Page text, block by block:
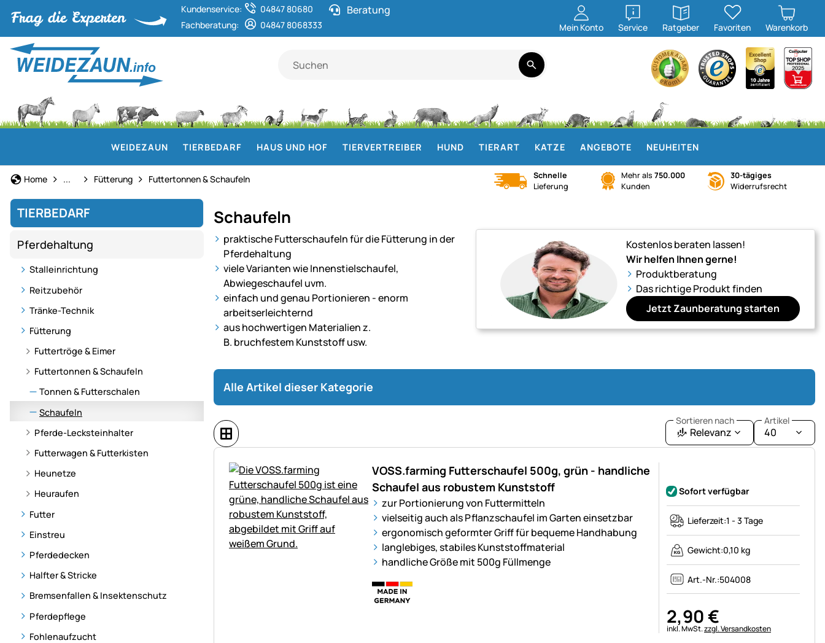
Kundenservice:
04847 80680
Fachberatung:
04847 8068333
Beratung
Mein Konto Service
öffnen
Ratgeber
öffnen
Favoriten Warenkorb
WEIDEZAUN TIERBEDARF HAUS UND HOF TIERVERTREIBER HUND TIERART KATZE ANGEBOTE NEUHEITEN
Home Pferdehaltung
... Fütterung Futtertonnen & Schaufeln
Schnelle
Lieferung
Mehr als 750.000
Kunden
30-tägiges
Widerrufsrecht
TIERBEDARF
Pferdehaltung
Stalleinrichtung
Reitzubehör
Tränke-Technik
Fütterung
Futtertröge & Eimer
Futtertonnen & Schaufeln
Tonnen & Futterschalen
Schaufeln
Pferde-Lecksteinhalter
Futterwagen & Futterkisten
Heunetze
Heuraufen
Futter
Einstreu
Pferdedecken
Halfter & Stricke
Bremsenfallen & Insektenschutz
Pferdepflege
Fohlenaufzucht
Schaufeln
praktische Futterschaufeln für die Fütterung in der
Pferdehaltung
viele Varianten wie Innenstielschaufel,
Abwiegeschaufel uvm.
einfach und genau Portionieren - enorm
arbeitserleichternd
aus hochwertigen Materialien z.
B. bruchfestem Kunststoff usw.
Kostenlos beraten lassen!
Wir helfen Ihnen gerne!
Produktberatung
Das richtige Produkt finden
Jetzt Zaunberatung starten
Alle Artikel dieser Kategorie
Sortieren nach
Relevanz
Artikel
40
VOSS.farming Futterschaufel 500g, grün - handliche
Schaufel aus robustem Kunststoff
zur Portionierung von Futtermitteln
vielseitig auch als Pflanzschaufel im Garten einsetzbar
ergonomisch geformter Griff für bequeme Handhabung
langlebiges, stabiles Kunststoffmaterial
handliche Größe mit 500g Füllmenge
Sofort verfügbar
Lieferzeit:1 - 3 Tage
Gewicht:0,10 kg
Art.-Nr.:504008
2,90€
Steuerhinweis:
inkl. MwSt.zzgl. Versandkosten